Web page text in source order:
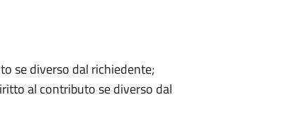
se diverso dal richiedente;
al contributo se diverso dal